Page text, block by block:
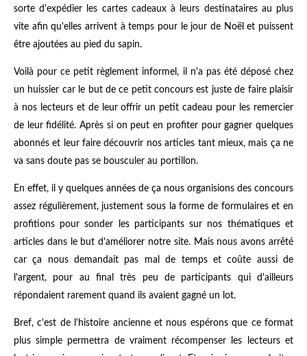
sorte d'expédier les cartes cadeaux à leurs destinataires au plus
vite afin qu'elles arrivent à temps pour le jour de Noël et puissent
être ajoutées au pied du sapin.
Voilà pour ce petit règlement informel, il n'a pas été déposé chez
un huissier car le but de ce petit concours est juste de faire plaisir
à nos lecteurs et de leur offrir un petit cadeau pour les remercier
de leur fidélité. Après si on peut en profiter pour gagner quelques
abonnés et leur faire découvrir nos articles tant mieux, mais ça ne
va sans doute pas se bousculer au portillon.
En effet, il y quelques années de ça nous organisions des concours
assez régulièrement, justement sous la forme de formulaires et en
profitions pour sonder les participants sur nos thématiques et
articles dans le but d'améliorer notre site. Mais nous avons arrêté
car ça nous demandait pas mal de temps et coûte aussi de
l'argent, pour au final très peu de participants qui d'ailleurs
répondaient rarement quand ils avaient gagné un lot.
Bref, c'est de l'histoire ancienne et nous espérons que ce format
plus simple permettra de vraiment récompenser les lecteurs et